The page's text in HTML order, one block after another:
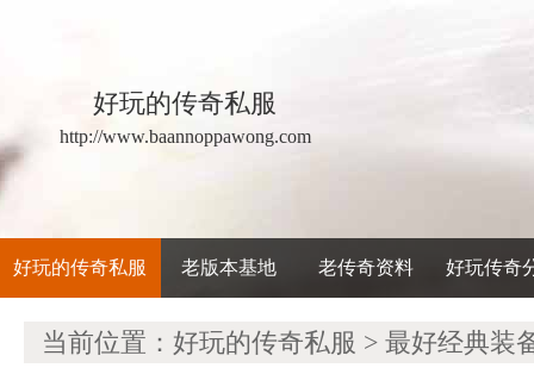
好玩的传奇私服
http://www.baannoppawong.com
好玩的传奇私服 老版本基地 老传奇资料 好玩传奇
当前位置： 好玩的传奇私服 > 最好经典装